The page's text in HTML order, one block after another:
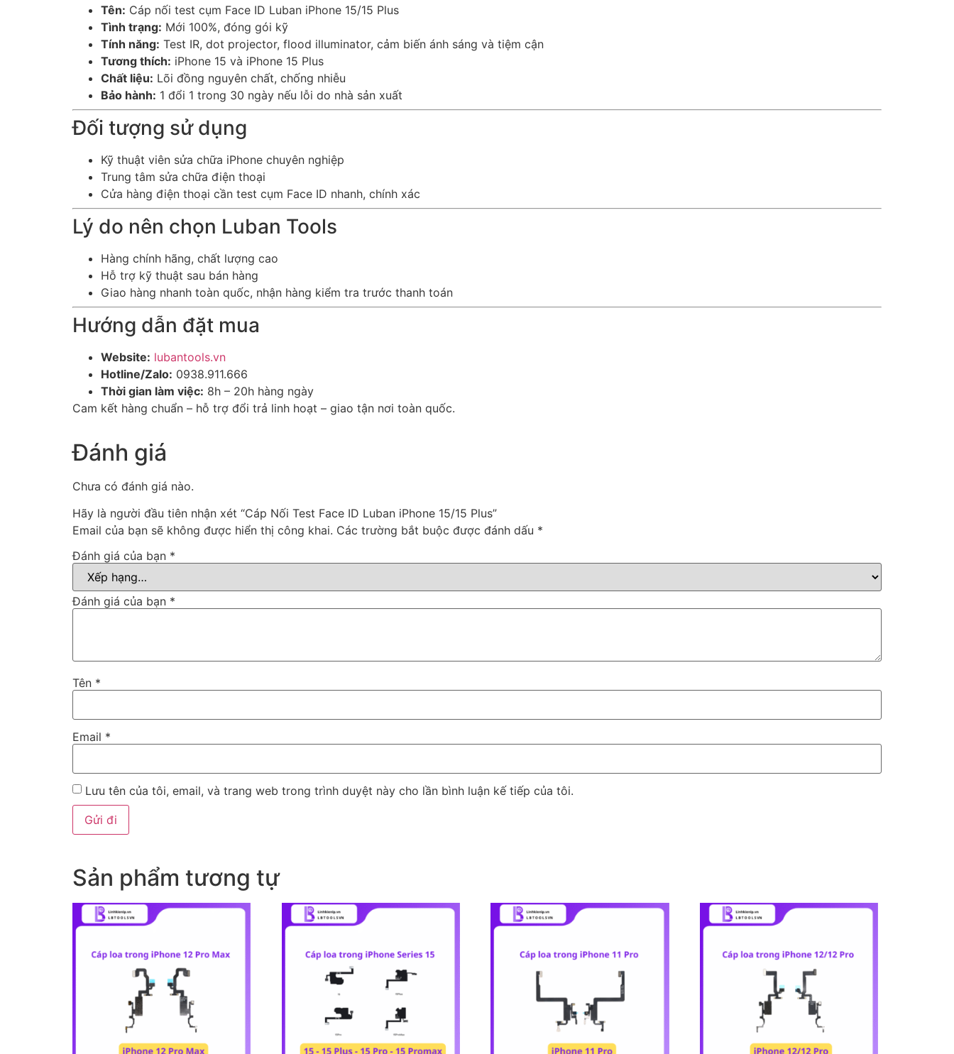
Tên: Cáp nối test cụm Face ID Luban iPhone 15/15 Plus
Tình trạng: Mới 100%, đóng gói kỹ
Tính năng: Test IR, dot projector, flood illuminator, cảm biến ánh sáng và tiệm cận
Tương thích: iPhone 15 và iPhone 15 Plus
Chất liệu: Lõi đồng nguyên chất, chống nhiễu
Bảo hành: 1 đổi 1 trong 30 ngày nếu lỗi do nhà sản xuất
Đối tượng sử dụng
Kỹ thuật viên sửa chữa iPhone chuyên nghiệp
Trung tâm sửa chữa điện thoại
Cửa hàng điện thoại cần test cụm Face ID nhanh, chính xác
Lý do nên chọn Luban Tools
Hàng chính hãng, chất lượng cao
Hỗ trợ kỹ thuật sau bán hàng
Giao hàng nhanh toàn quốc, nhận hàng kiểm tra trước thanh toán
Hướng dẫn đặt mua
Website: lubantools.vn
Hotline/Zalo: 0938.911.666
Thời gian làm việc: 8h – 20h hàng ngày
Cam kết hàng chuẩn – hỗ trợ đổi trả linh hoạt – giao tận nơi toàn quốc.
Đánh giá
Chưa có đánh giá nào.
Hãy là người đầu tiên nhận xét “Cáp Nối Test Face ID Luban iPhone 15/15 Plus”
Email của bạn sẽ không được hiển thị công khai. Các trường bắt buộc được đánh dấu *
Đánh giá của bạn *
Đánh giá của bạn *
Tên *
Email *
Lưu tên của tôi, email, và trang web trong trình duyệt này cho lần bình luận kế tiếp của tôi.
Sản phẩm tương tự